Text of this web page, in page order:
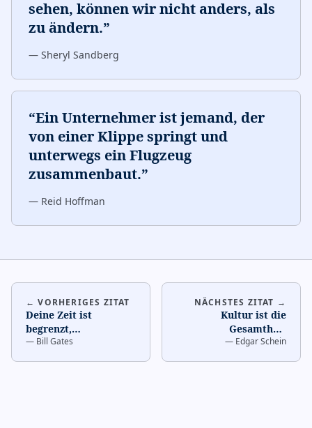
sehen, können wir nicht anders, als
zu ändern.”
— Sheryl Sandberg
“Ein Unternehmer ist jemand, der
von einer Klippe springt und
unterwegs ein Flugzeug
zusammenbaut.”
— Reid Hoffman
← VORHERIGES ZITAT
Deine Zeit ist
begrenzt,
verschwende sie nicht
— Bill Gates
NÄCHSTES ZITAT →
Kultur ist die
Gesamtheit
gemeinsamer Werte
— Edgar Schein